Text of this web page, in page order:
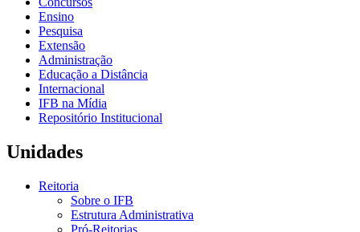
Ensino
Pesquisa
Extensão
Administração
Educação a Distância
Internacional
IFB na Mídia
Repositório Institucional
Unidades
Reitoria
Sobre o IFB
Estrutura Administrativa
Pró-Reitorias